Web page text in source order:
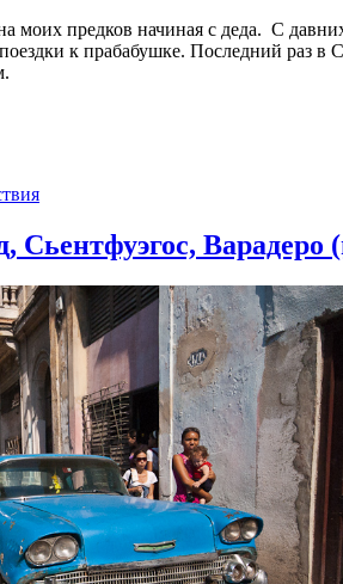
моих предков начиная с деда. С
к прабабушке. Последний раз в
Сьентфуэгос, Варадеро